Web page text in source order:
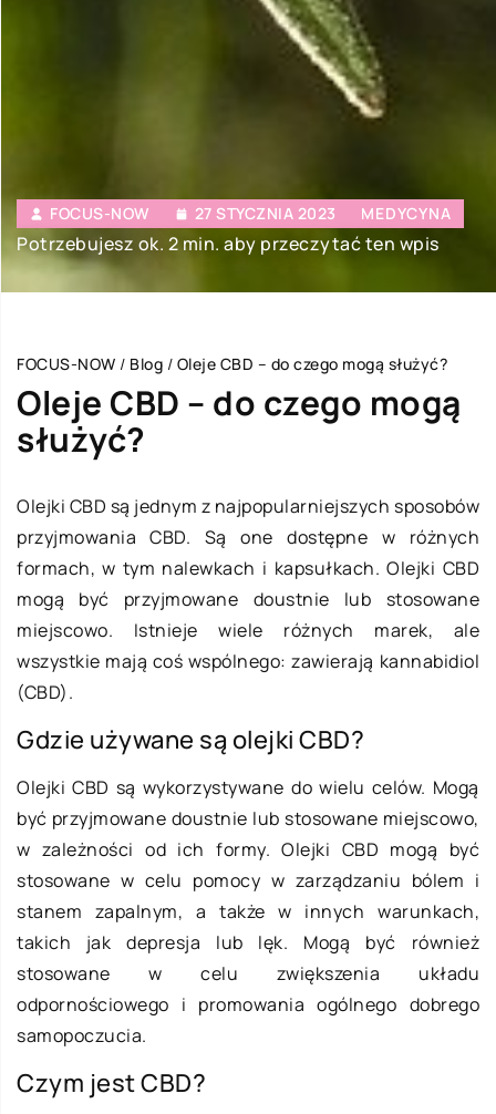
FOCUS-NOW 27 STYCZNIA 2023 MEDYCYNA
Potrzebujesz ok. 2 min. aby przeczytać ten wpis
FOCUS-NOW / Blog / Oleje CBD – do czego mogą służyć?
Oleje CBD – do czego mogą
służyć?
Olejki CBD są jednym z najpopularniejszych sposobów
przyjmowania CBD. Są one dostępne w różnych
formach, w tym nalewkach i kapsułkach. Olejki CBD
mogą być przyjmowane doustnie lub stosowane
miejscowo. Istnieje wiele różnych marek, ale
wszystkie mają coś wspólnego: zawierają kannabidiol
(CBD).
Gdzie używane są olejki CBD?
Olejki CBD są wykorzystywane do wielu celów. Mogą
być przyjmowane doustnie lub stosowane miejscowo,
w zależności od ich formy. Olejki CBD mogą być
stosowane w celu pomocy w zarządzaniu bólem i
stanem zapalnym, a także w innych warunkach,
takich jak depresja lub lęk. Mogą być również
stosowane w celu zwiększenia układu
odpornościowego i promowania ogólnego dobrego
samopoczucia.
Czym jest CBD?